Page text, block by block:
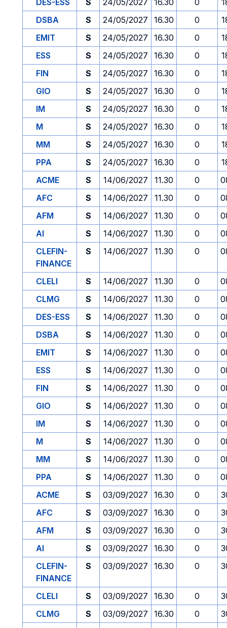
DES-ESS
S 24/05/2027 16.30 0
DSBA
S 24/05/2027 16.30 0
EMIT
S 24/05/2027 16.30 0
ESS
S 24/05/2027 16.30 0
FIN
S 24/05/2027 16.30 0
GIO
S 24/05/2027 16.30 0
IM
S 24/05/2027 16.30 0
M
S 24/05/2027 16.30 0
MM
S 24/05/2027 16.30 0
PPA
S 24/05/2027 16.30 0
ACME
S 14/06/2027 11.30 0
AFC
S 14/06/2027 11.30 0
AFM
S 14/06/2027 11.30 0
AI
S 14/06/2027 11.30 0
CLEFIN-
FINANCE
S 14/06/2027 11.30 0
CLELI S 14/06/2027 11.30 0
CLMG
S 14/06/2027 11.30 0
DES-ESS
S 14/06/2027 11.30 0
DSBA
S 14/06/2027 11.30 0
EMIT
S 14/06/2027 11.30 0
ESS
S 14/06/2027 11.30 0
FIN
S 14/06/2027 11.30 0
GIO
S 14/06/2027 11.30 0
IM
S 14/06/2027 11.30 0
M
S 14/06/2027 11.30 0
MM
S 14/06/2027 11.30 0
PPA
S 14/06/2027 11.30 0
ACME
S 03/09/2027 16.30 0
AFC
S 03/09/2027 16.30 0
AFM
S 03/09/2027 16.30 0
AI
S 03/09/2027 16.30 0
CLEFIN-
FINANCE
S 03/09/2027 16.30 0
CLELI S 03/09/2027 16.30 0
CLMG
S 03/09/2027 16.30 0